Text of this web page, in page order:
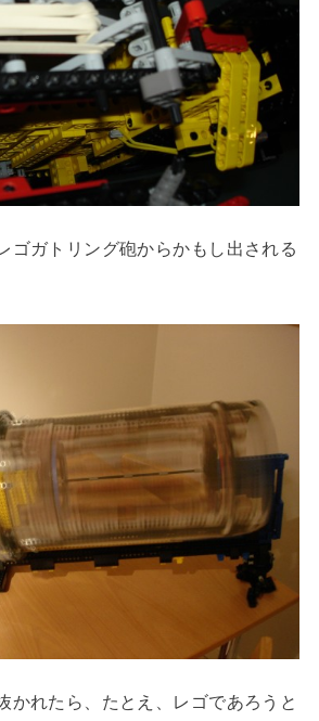
ゴガトリング砲からかもし出される
かれたら、たとえ、レゴであろうと